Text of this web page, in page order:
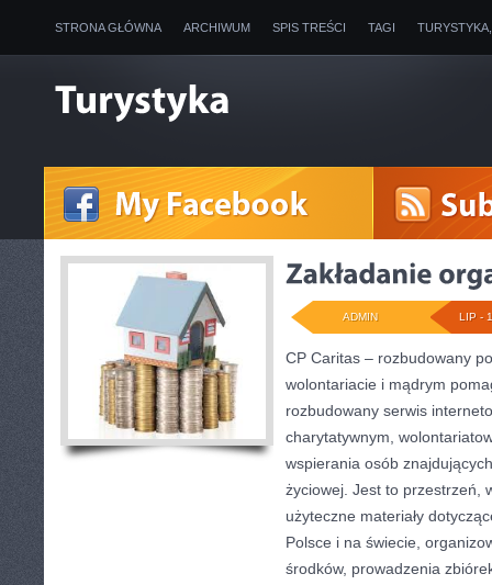
STRONA GŁÓWNA ARCHIWUM SPIS TREŚCI TAGI
LIP -
ADMIN
CP Caritas – rozbudowany
wolontariacie i mądrym
rozbudowany serwis
charytatywnym,
wspierania osób
życiowej. Jest to przestrzeń,
użyteczne materiały
Polsce i na świecie,
środków, prowadzenia